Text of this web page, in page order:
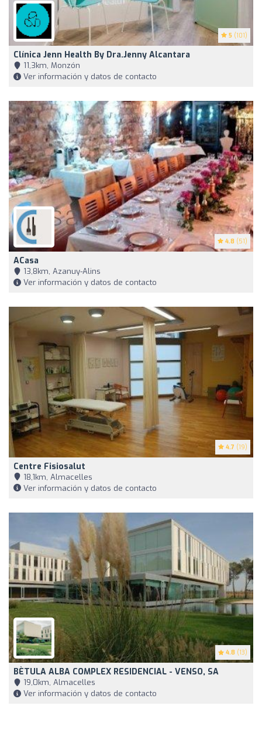
5 (101)
Clínica Jenn Health By Dra.Jenny Alcantara
11,3km, Monzón
Ver información y datos de contacto
4.8 (51)
ACasa
13,8km, Azanuy-Alins
Ver información y datos de contacto
4.7 (19)
Centre Fisiosalut
18,1km, Almacelles
Ver información y datos de contacto
4.8 (13)
BÈTULA ALBA COMPLEX RESIDENCIAL - VENSO, SA
19,0km, Almacelles
Ver información y datos de contacto